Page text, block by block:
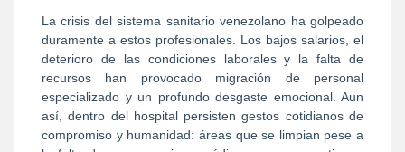
La crisis del sistema sanitario venezolano ha golpeado
duramente a estos profesionales. Los bajos salarios, el
deterioro de las condiciones laborales y la falta de
recursos han provocado migración de personal
especializado y un profundo desgaste emocional. Aun
así, dentro del hospital persisten gestos cotidianos de
compromiso y humanidad: áreas que se limpian pese a